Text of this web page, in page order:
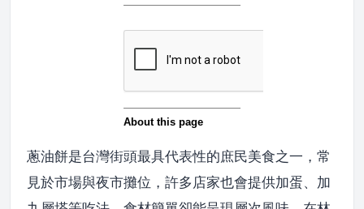
蔥油餅是台灣街頭最具代表性的庶民美食之一，常
見於市場與夜市攤位，許多店家也會提供加蛋、加